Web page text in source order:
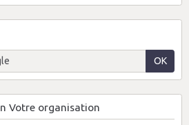
OK
Votre organisation